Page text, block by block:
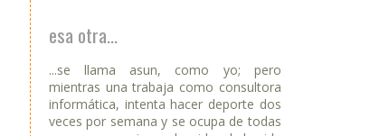
esa otra...
...se llama asun, como yo; pero
mientras una trabaja como consultora
informática, intenta hacer deporte dos
veces por semana y se ocupa de todas